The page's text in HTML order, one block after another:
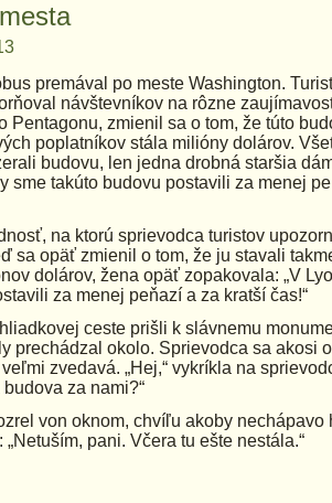
premával po meste Washington.
návštevníkov na rôzne
Pentagonu, zmienil sa o tom, že túto
poplatníkov stála milióny dolárov.
budovu, len jedna drobná staršia
sme takúto budovu postavili za menej
na ktorú sprievodca turistov
sa opäť zmienil o tom, že ju stavali
dolárov, žena opäť zopakovala: „V
za menej peňazí a za kratší čas!“
ceste prišli k slávnemu
prechádzal okolo. Sprievodca sa akosi
zvedavá. „Hej,“ vykríkla na
za nami?“
von oknom, chvíľu akoby nechápavo
pani. Včera tu ešte nestála.“